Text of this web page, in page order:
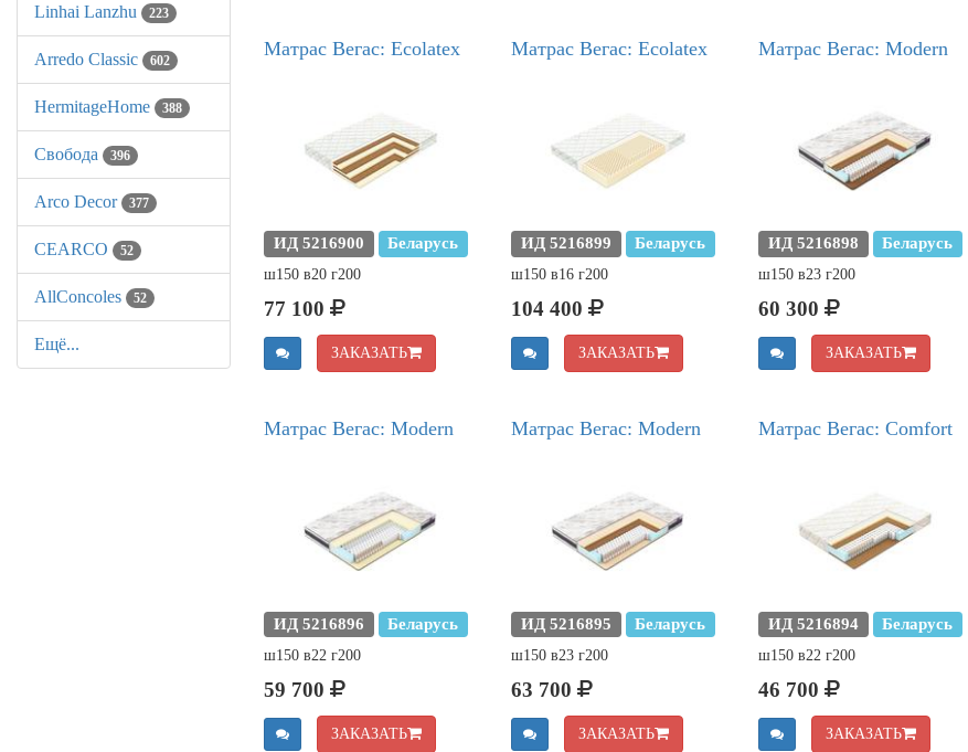
Linhai Lanzhu 223
Arredo Classic 602
HermitageHome 388
Свобода 396
Arco Decor 377
CEARCO 52
AllСoncoles 52
Ещё...
Матрас Вегас: Ecolatex
ИД 5216900 Беларусь
ш150 в20 г200
77 100
ЗАКАЗАТЬ
Матрас Вегас: Ecolatex
ИД 5216899 Беларусь
ш150 в16 г200
104 400
ЗАКАЗАТЬ
Матрас Вегас: Modern
ИД 5216898 Беларусь
ш150 в23 г200
60 300
ЗАКАЗАТЬ
Матрас Вегас: Modern
ИД 5216896 Беларусь
ш150 в22 г200
59 700
ЗАКАЗАТЬ
Матрас Вегас: Modern
ИД 5216895 Беларусь
ш150 в23 г200
63 700
ЗАКАЗАТЬ
Матрас Вегас: Comfort
ИД 5216894 Беларусь
ш150 в22 г200
46 700
ЗАКАЗАТЬ